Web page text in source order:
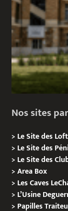
Nos sites
> Le Site des
> Le Site des
> Le Site des
>Area Box
> Les Caves
> L’Usine
> Papilles